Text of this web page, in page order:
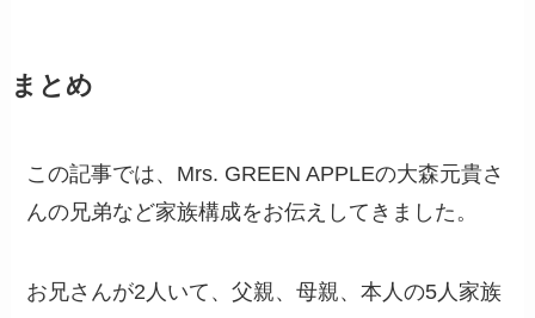
まとめ
この記事では、Mrs. GREEN APPLEの大森元貴さ
んの兄弟など家族構成をお伝えしてきました。
お兄さんが2人いて、父親、母親、本人の5人家族